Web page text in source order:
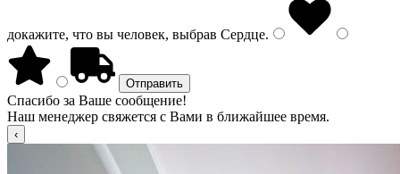
докажите, что вы человек, выбрав Сердце.
Спасибо за Ваше сообщение!
Наш менеджер свяжется с Вами в ближайшее время.